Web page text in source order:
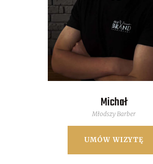
Michał
Młodszy Barber
UMÓW WIZYTĘ